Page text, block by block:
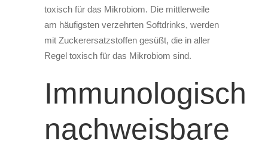
toxisch für das Mikrobiom. Die mittlerweile
am häufigsten verzehrten Softdrinks, werden
mit Zuckerersatzstoffen gesüßt, die in aller
Regel toxisch für das Mikrobiom sind.
Immunologisch
nachweisbare